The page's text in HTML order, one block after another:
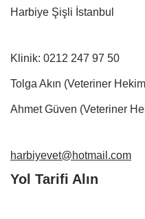
Harbiye Şişli İstanbul
Klinik: 0212 247 97 50
Tolga Akın (Veteriner
Ahmet Güven (Veteriner
harbiyevet@hotmail.com
Yol Tarifi Alın